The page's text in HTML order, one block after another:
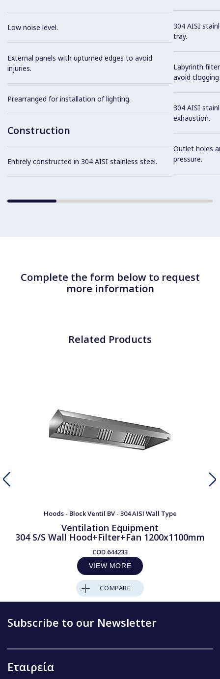
Low noise level.
External panels with upturned edges to avoid
injuries.
Prearranged for installation of lighting.
Construction
Entirely constructed in 304 AISI stainless steel.
304 AISI
tray.
Labyrinth
avoid
304 AISI
exhaustion.
Outlet holes
pressure.
Complete the form below to request
more information
Related Products
Hoods - Block Ventil BV - 304 AISI Wall Type
Ventilation Equipment
304 S/S Wall Hood+Filter+Fan 1200x1100mm
COD 644233
VIEW MORE
COMPARE
Subscribe to our Newsletter
Εταιρεία